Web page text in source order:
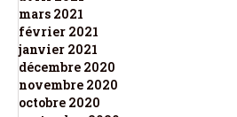
mars 2021
février 2021
janvier 2021
décembre 2020
novembre 2020
octobre 2020